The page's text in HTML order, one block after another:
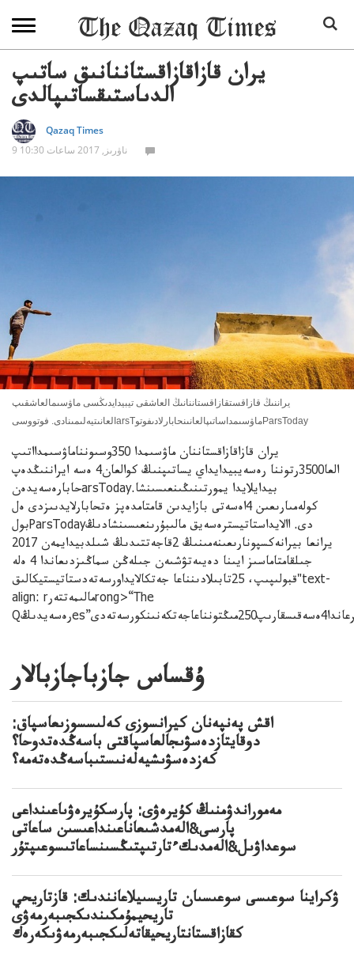
يران قازاقازاقستاننانىق ساتىپ
الدىاستىقساتىپالدى
Qazaq Times
9 ناۋرىز, 2017 ساعات 10:30
يراننىڭ قازاقستقازاقستاننانىڭ العاشقى تيبيدايدىڭسى ماۋسىمالعاشقىپ
العانىتيەلىمىنادى. فوتووسىarsTماۋسىمداساتىپالعانىنحابارلادىفوتوParsToday
يران قازاقازاقستاننان ماۋسىمدا 350وسىونناماۋسىمدااتىپ
العا3500رتوننا رەسەيبيدايداي يساتىپنىڭ كوالعان4 ەسە ايراننىڭدەپ
حابارەسەيدەنarsToday.بيدايلايدا يمورتىنىڭىنعىسىنشا
كولەمىارىعىن 4اەسەتى بازايدىن قامتامدەپز ەتحابارلايدىىزدى ەل
بولParsTodayدى. االايداستاتيسترەسەيق مالىبۇرىنعىسىنشادىڭ
يرانعا بيرانەكسپونارىعىنەمىنىڭ 2قاجەتتىدىڭ شىلدبيدايمەن 2017
جىلقامتاماسىز ايىنا دەيىەتۋشىەن جىلەڭن سماڭىزدىعاندا 4 ەلە
قبولىپىپ، 25تابىلادىنناعا جەتكالايداورسەتەدستاتيستيكالىق"text-
align: rمالىمەتتەرrong>“The
ۇقساس جازباجازبالار
اقش پەنپەنان كيرانسوزى كەلىسسوزىعاسپاق:
دوقايتازدەسۋىجالعاسپاقتى باسەڭدەتدوحا؟
كەزدەسۋىشيەلەنىستىباسەڭدەتەمە؟
مەموراندۋمنىڭ كۇيرەۋى: پارسكۇيرەۋىاعىنداعى
پارسى&الەمدشىعاناعىنداعىسىن ساعاتى
سوعداۋىل&الەمدىكءتارتىپتىڭسىنساعاتىسوعىپتۇر
ۋكراينا سوعىسى سوعىسىان تاريسىيلاعانندىك: قازتاريحي
تاريحيمۇمكىندىكجىبەرمەۋى
كقازاقستانتاريحيقاتەلىكجىبەرمەۋىكەرەك